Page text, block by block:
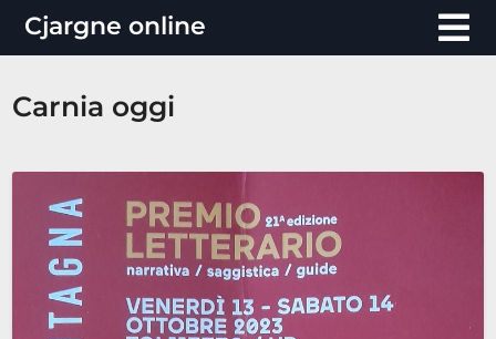
Cjargne online
Carnia oggi